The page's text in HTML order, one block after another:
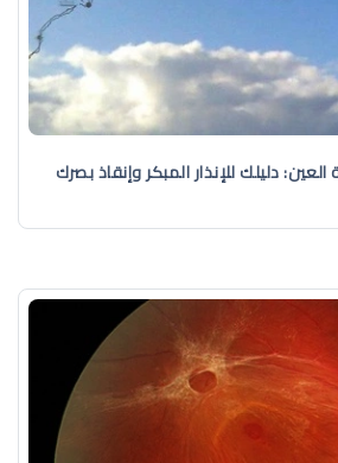
دليلك للإنذار المبكر وإنقاذ بصرك